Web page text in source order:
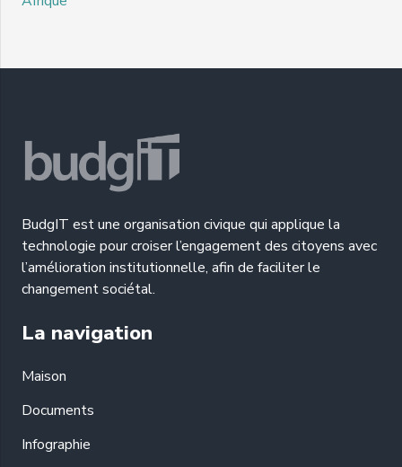
BudgIT est une organisation civique qui applique la
technologie pour croiser l’engagement des citoyens avec
l’amélioration institutionnelle, afin de faciliter le
changement sociétal.
La navigation
Maison
Documents
Infographie